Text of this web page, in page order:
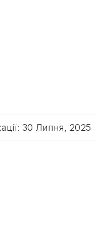
30 Липня, 2025